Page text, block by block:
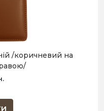
/коричневий на